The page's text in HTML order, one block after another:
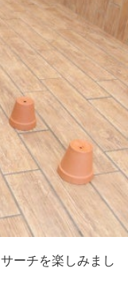
ーチを楽しみまし